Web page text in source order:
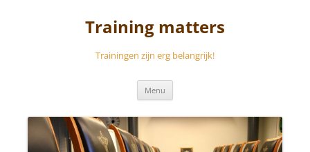
Training matters
Trainingen zijn erg belangrijk!
Menu